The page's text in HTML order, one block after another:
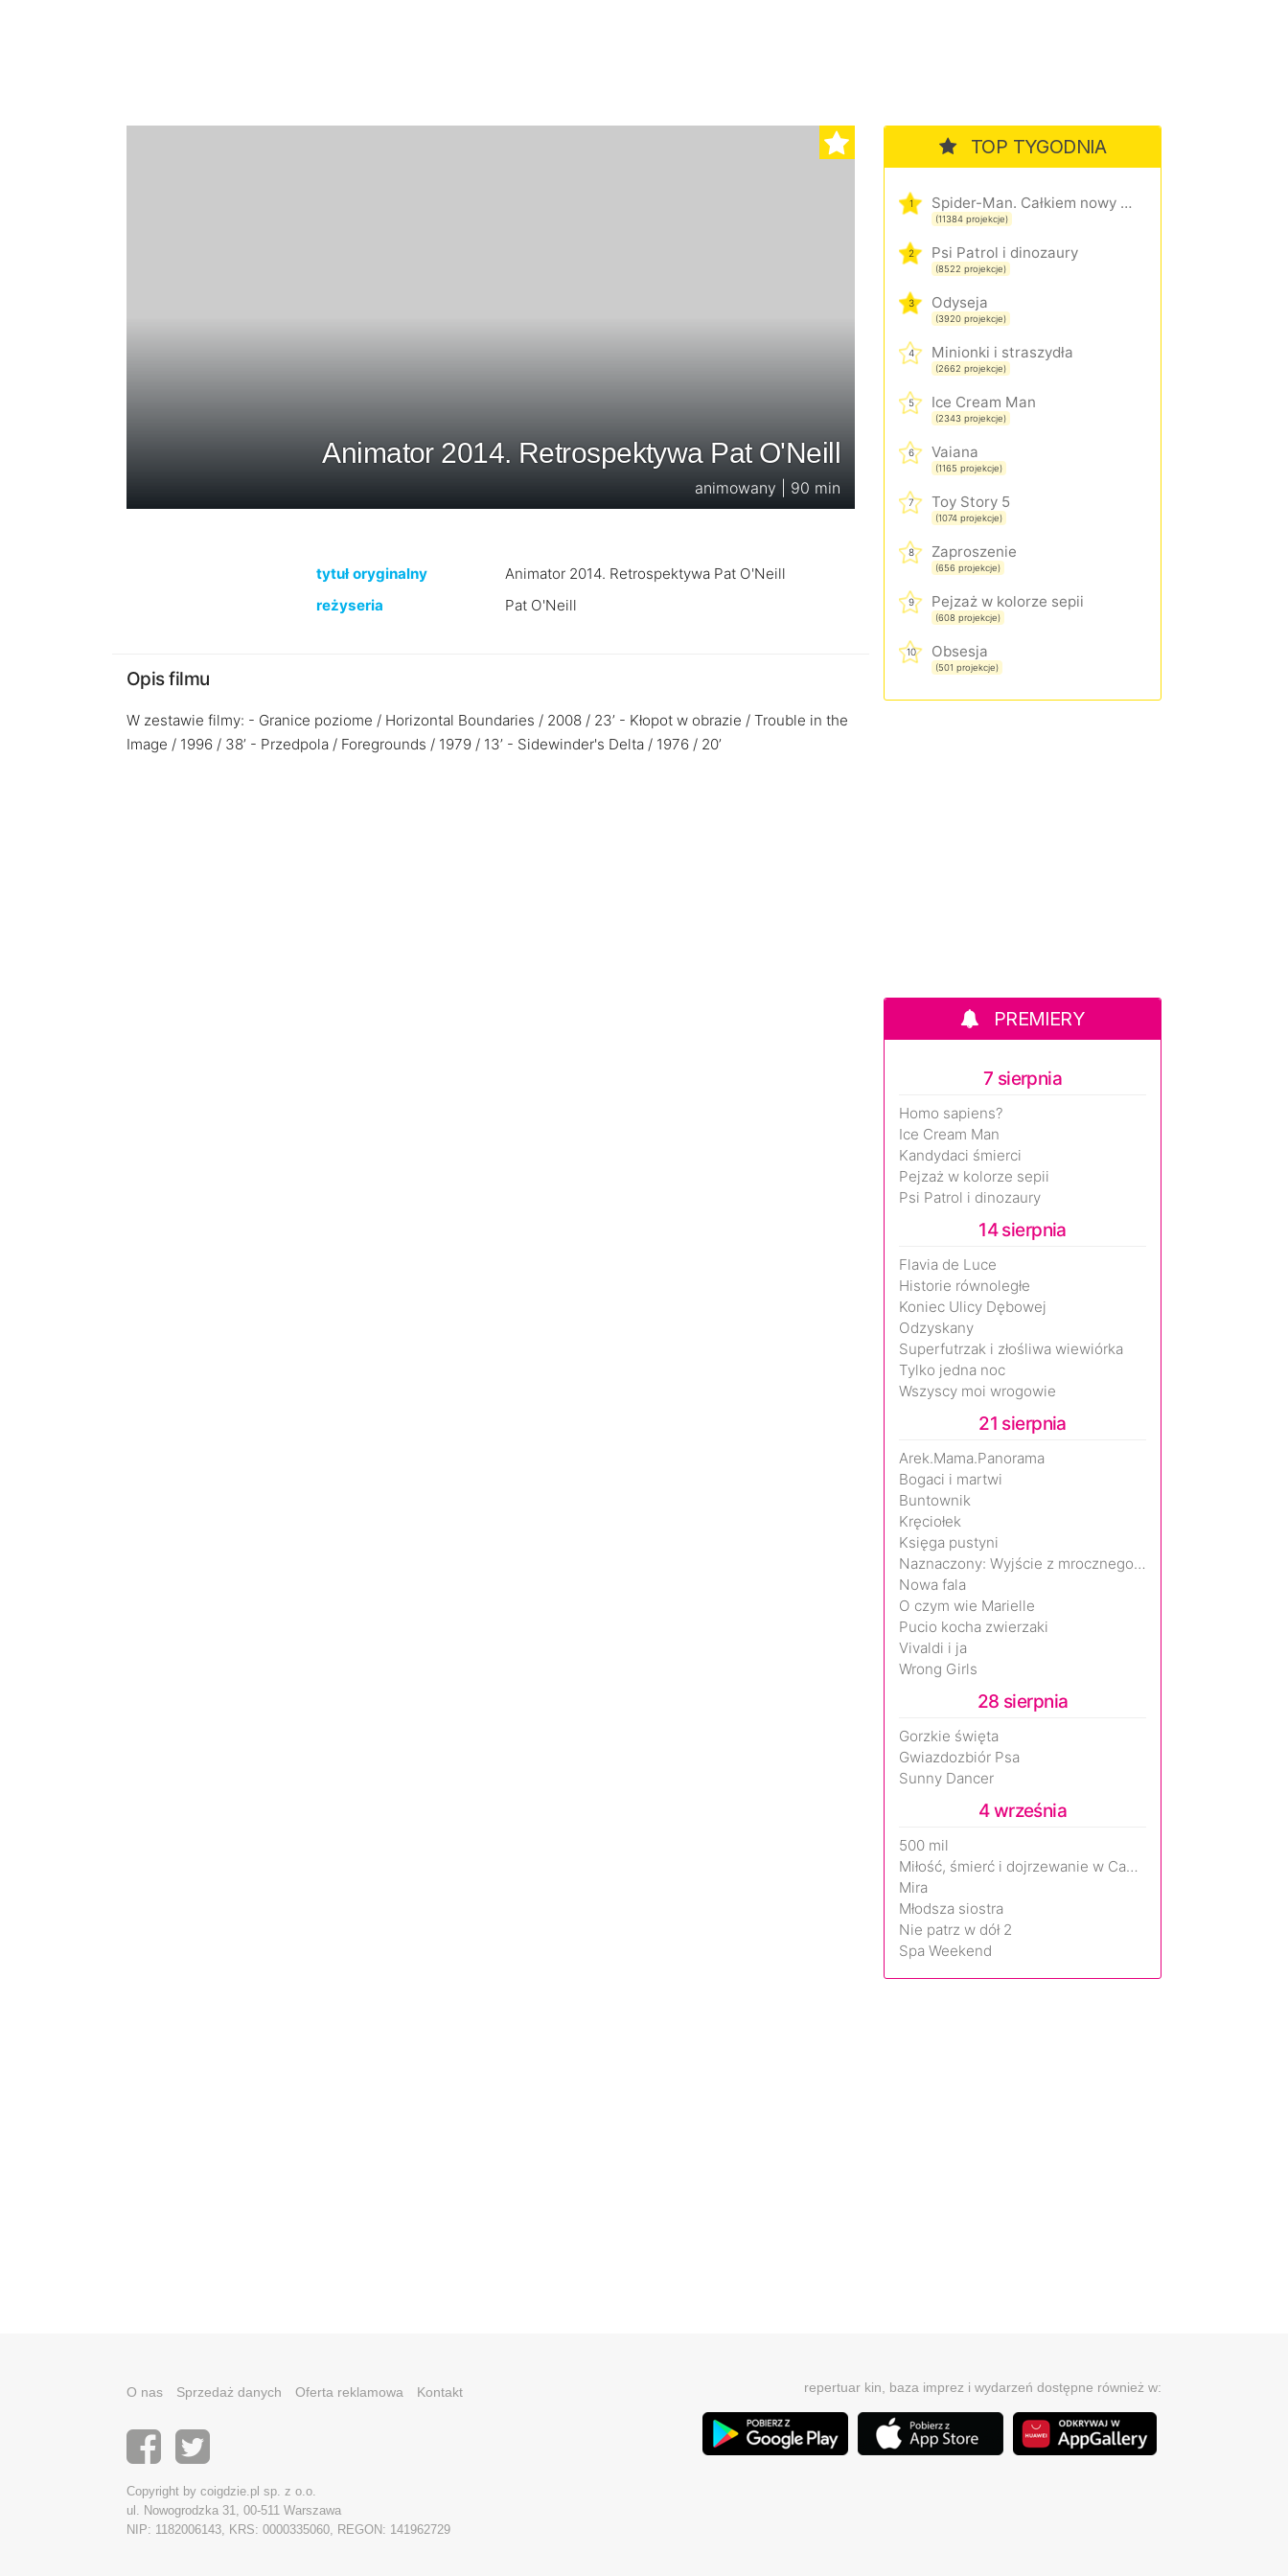
Animator 2014. Retrospektywa Pat O'Neill
animowany | 90 min
tytuł oryginalny
Animator 2014. Retrospektywa Pat O'Neill
reżyseria
Pat O'Neill
Opis filmu
W zestawie filmy: - Granice poziome / Horizontal Boundaries / 2008 / 23’ - Kłopot w obrazie / Trouble in the
Image / 1996 / 38’ - Przedpola / Foregrounds / 1979 / 13’ - Sidewinder's Delta / 1976 / 20’
TOP TYGODNIA
1 Spider-Man. Całkiem nowy dzień
(11384 projekcje)
2 Psi Patrol i dinozaury
(8522 projekcje)
3 Odyseja
(3920 projekcje)
4 Minionki i straszydła
(2662 projekcje)
5 Ice Cream Man
(2343 projekcje)
6 Vaiana
(1165 projekcje)
7 Toy Story 5
(1074 projekcje)
8 Zaproszenie
(656 projekcje)
9 Pejzaż w kolorze sepii
(608 projekcje)
10 Obsesja
(501 projekcje)
PREMIERY
7 sierpnia
Homo sapiens?
Ice Cream Man
Kandydaci śmierci
Pejzaż w kolorze sepii
Psi Patrol i dinozaury
14 sierpnia
Flavia de Luce
Historie równoległe
Koniec Ulicy Dębowej
Odzyskany
Superfutrzak i złośliwa wiewiórka
Tylko jedna noc
Wszyscy moi wrogowie
21 sierpnia
Arek.Mama.Panorama
Bogaci i martwi
Buntownik
Kręciołek
Księga pustyni
Naznaczony: Wyjście z mrocznego wymiaru
Nowa fala
O czym wie Marielle
Pucio kocha zwierzaki
Vivaldi i ja
Wrong Girls
28 sierpnia
Gorzkie święta
Gwiazdozbiór Psa
Sunny Dancer
4 września
500 mil
Miłość, śmierć i dojrzewanie w Camp Miasma
Mira
Młodsza siostra
Nie patrz w dół 2
Spa Weekend
O nas Sprzedaż danych Oferta reklamowa Kontakt
Copyright by coigdzie.pl sp. z o.o.
ul. Nowogrodzka 31, 00-511 Warszawa
NIP: 1182006143, KRS: 0000335060, REGON: 141962729
repertuar kin, baza imprez i wydarzeń dostępne również w: